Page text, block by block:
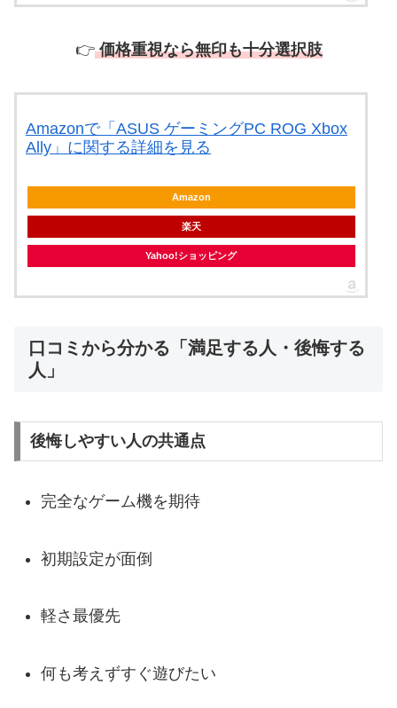
👉 価格重視なら無印も十分選択肢
Amazonで「ASUS ゲーミングPC ROG Xbox
Ally」に関する詳細を見る
Amazon
楽天
Yahoo!ショッピング
口コミから分かる「満足する人・後悔する
人」
後悔しやすい人の共通点
完全なゲーム機を期待
初期設定が面倒
軽さ最優先
何も考えずすぐ遊びたい